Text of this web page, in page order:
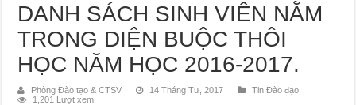
DANH SÁCH SINH VIÊN NẰM
TRONG DIỆN BUỘC THÔI
HỌC NĂM HỌC 2016-2017.
Phòng Đào tạo & CTSV 14 Tháng Tư, 2017
Tin Đào đạo
1,201 Lượt xem